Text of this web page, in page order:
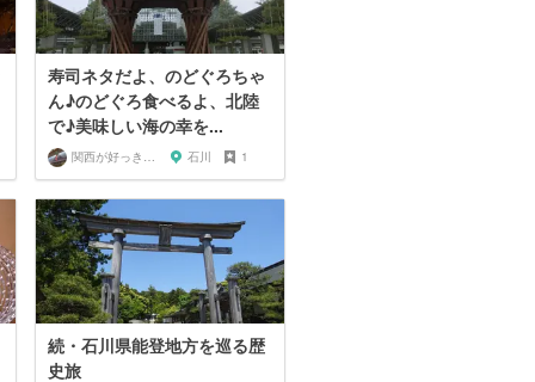
寿司ネタだよ、のどぐろちゃ
ん♪のどぐろ食べるよ、北陸
で♪美味しい海の幸を...
関西が好っきゃねん 石川 1
続・石川県能登地方を巡る歴
史旅